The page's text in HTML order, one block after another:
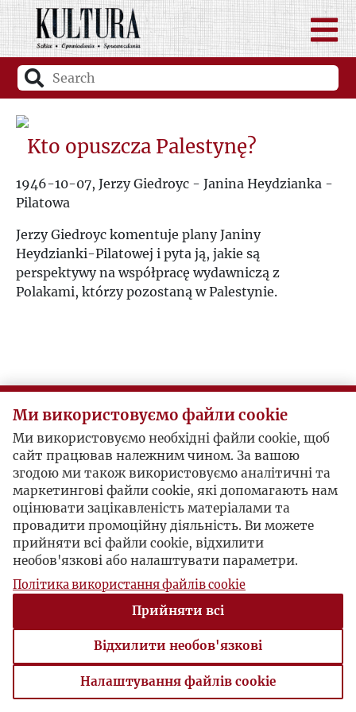
Kto opuszcza Palestynę?
1946-10-07, Jerzy Giedroyc - Janina Heydzianka -
Pilatowa
Jerzy Giedroyc komentuje plany Janiny
Heydzianki-Pilatowej i pyta ją, jakie są
perspektywy na współpracę wydawniczą z
Polakami, którzy pozostaną w Palestynie.
Ми використовуємо файли cookie
Ми використовуємо необхідні файли cookie, щоб
сайт працював належним чином. За вашою
згодою ми також використовуємо аналітичні та
маркетингові файли cookie, які допомагають нам
оцінювати зацікавленість матеріалами та
провадити промоційну діяльність. Ви можете
прийняти всі файли cookie, відхилити
необов'язкові або налаштувати параметри.
Політика використання файлів cookie
Прийняти всі
Відхилити необов'язкові
Налаштування файлів cookie
Налаштування файлів cookie